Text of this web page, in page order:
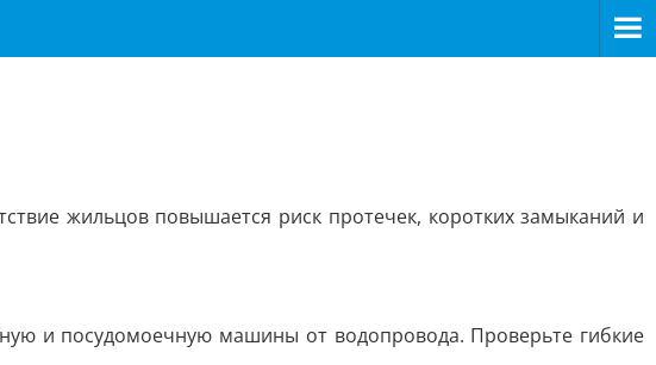
жильцов повышается риск протечек, коротких замыканий и
и посудомоечную машины от водопровода. Проверьте гибкие